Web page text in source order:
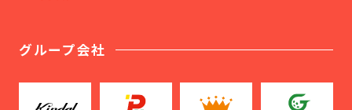
グループ会社